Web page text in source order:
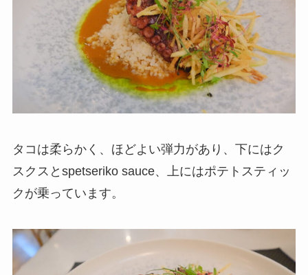
タコは柔らかく、ほどよい弾力があり、下にはク
スクスとspetseriko sauce、上にはポテトスティッ
クが乗っています。